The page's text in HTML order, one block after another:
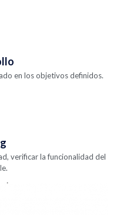
en los objetivos definidos.
verificar la funcionalidad del